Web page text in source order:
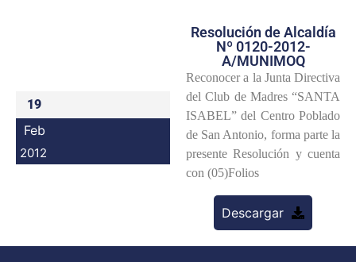
Transparencia
Seguridad
Programas
Intranet
19
Feb
2012
Resolución de Alcaldía
Nº 0120-2012-
A/MUNIMOQ
Reconocer a la Junta Directiva
del Club de Madres “SANTA
ISABEL” del Centro Poblado
de San Antonio, forma parte la
presente Resolución y cuenta
con (05)Folios
Descargar